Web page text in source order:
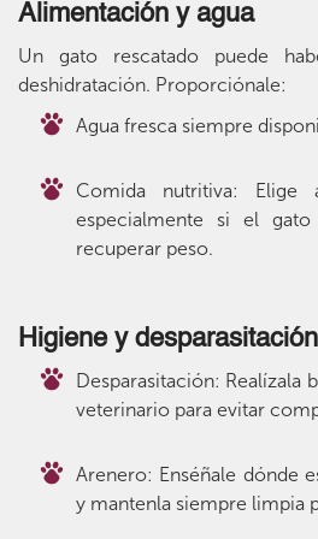
Alimentación y agua
Un gato rescatado puede
deshidratación. Proporciónale:
Agua fresca siempre
Comida nutritiva: Elige
especialmente si el
recuperar peso.
Higiene y desparasitación
Desparasitación: Realízala
veterinario para evitar
Arenero: Enséñale dónde
y mantenla siempre limpia